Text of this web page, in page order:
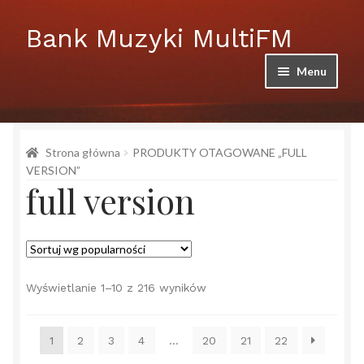
Przejdź
do
Przejdź
do
Bank Muzyki MultiFM
Menu
Strona główna
Albumy
Artysci
Bank muzyki produkcyjnej MULTIFM
Blog
jakubszymanski
Strona główna
PRODUKTY OTAGOWANE „FULL
VERSION”
full version
Wyświetlanie 1–10 z 216 wyników
1
2 3 4 … 20 21 22